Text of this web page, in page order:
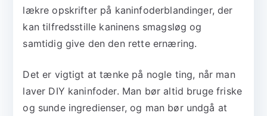
lækre opskrifter på kaninfoderblandinger, der
kan tilfredsstille kaninens smagsløg og
samtidig give den den rette ernæring.
Det er vigtigt at tænke på nogle ting, når man
laver DIY kaninfoder. Man bør altid bruge friske
og sunde ingredienser, og man bør undgå at